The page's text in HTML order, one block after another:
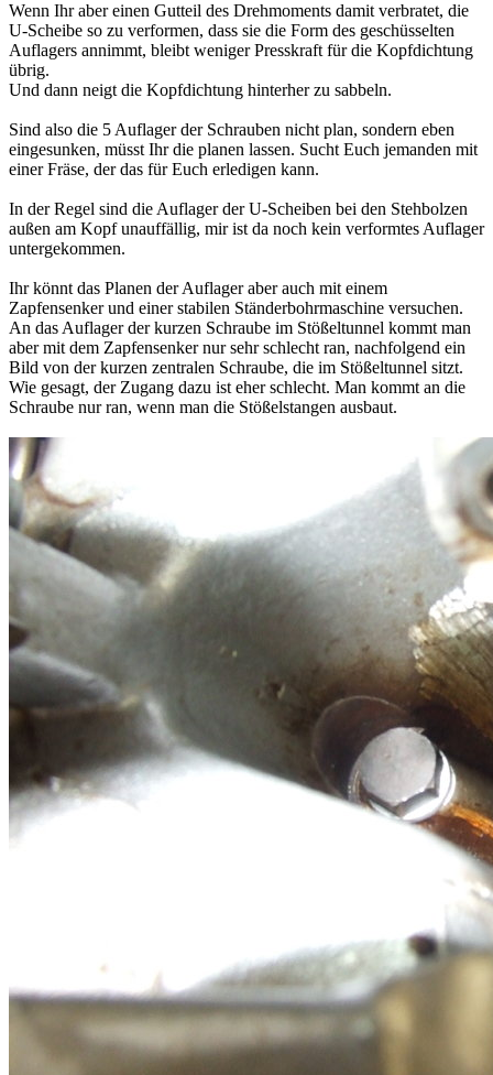
Wenn Ihr aber einen Gutteil des Drehmoments damit verbratet, die
U-Scheibe so zu verformen, dass sie die Form des geschüsselten
Auflagers annimmt, bleibt weniger Presskraft für die Kopfdichtung
übrig.
Und dann neigt die Kopfdichtung hinterher zu sabbeln.
Sind also die 5 Auflager der Schrauben nicht plan, sondern eben
eingesunken, müsst Ihr die planen lassen. Sucht Euch jemanden mit
einer Fräse, der das für Euch erledigen kann.
In der Regel sind die Auflager der U-Scheiben bei den Stehbolzen
außen am Kopf unauffällig, mir ist da noch kein verformtes Auflager
untergekommen.
Ihr könnt das Planen der Auflager aber auch mit einem
Zapfensenker und einer stabilen Ständerbohrmaschine versuchen.
An das Auflager der kurzen Schraube im Stößeltunnel kommt man
aber mit dem Zapfensenker nur sehr schlecht ran, nachfolgend ein
Bild von der kurzen zentralen Schraube, die im Stößeltunnel sitzt.
Wie gesagt, der Zugang dazu ist eher schlecht. Man kommt an die
Schraube nur ran, wenn man die Stößelstangen ausbaut.